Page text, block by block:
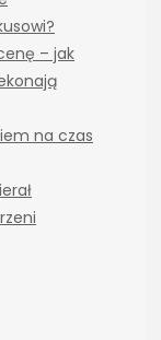
– jak
na czas